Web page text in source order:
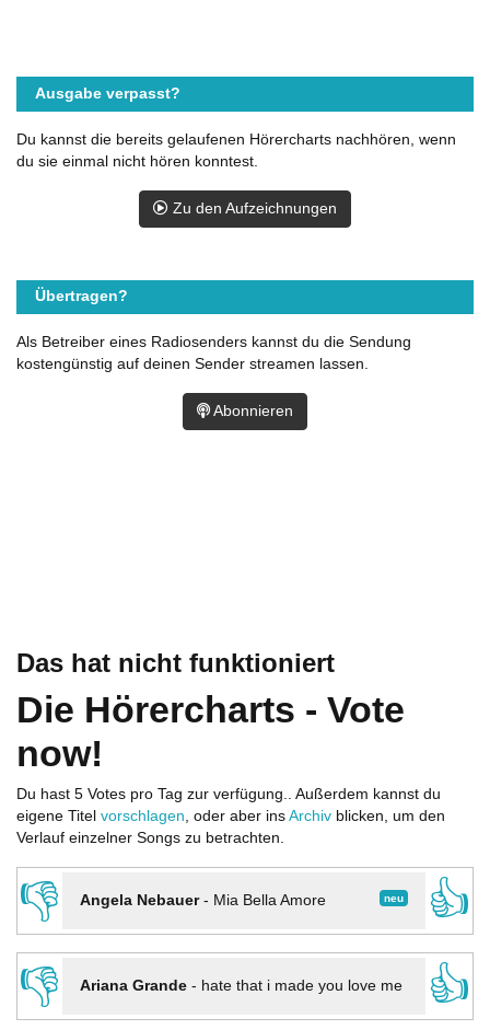
Das hat nicht funktioniert
Die Hörercharts - Vote
now!
Du hast 5 Votes pro Tag zur verfügung.. Außerdem kannst du
eigene Titel vorschlagen, oder aber ins Archiv blicken, um den
Verlauf einzelner Songs zu betrachten.
👎 neu
Angela Nebauer- Mia Bella Amore
👍
👎
Ariana Grande- hate that i made you love me
👍
Ausgabe verpasst?
Du kannst die bereits gelaufenen Hörercharts nachhören, wenn
du sie einmal nicht hören konntest.
Zu den Aufzeichnungen
Übertragen?
Als Betreiber eines Radiosenders kannst du die Sendung
kostengünstig auf deinen Sender streamen lassen.
Abonnieren